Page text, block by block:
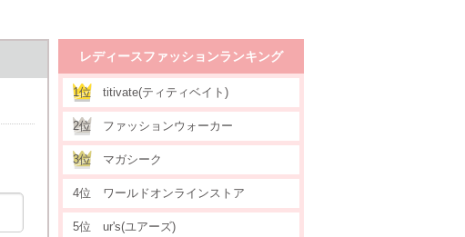
レディースファッションランキング
1位 titivate(ティティベイト)
2位 ファッションウォーカー
3位 マガシーク
4位 ワールドオンラインストア
5位 ur's(ユアーズ)